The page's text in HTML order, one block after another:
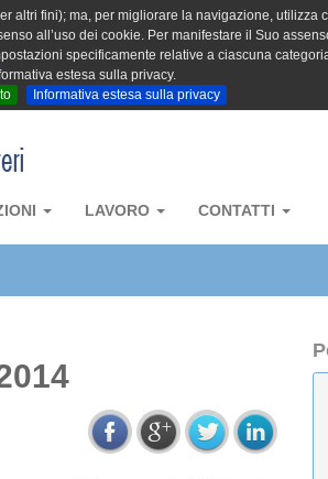
fini); ma, per migliorare la navigazione,
all’uso dei cookie. Per manifestare il Suo
specificamente relative a ciascuna
estesa sulla privacy.
Informativa estesa sulla privacy
LAVORO CONTATTI